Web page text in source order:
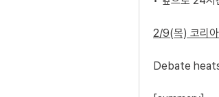
2/9(목) 코리
Debate